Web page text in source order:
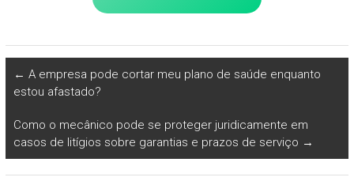
← A empresa pode cortar meu plano de saúde enquanto
estou afastado?
Como o mecânico pode se proteger juridicamente em
casos de litígios sobre garantias e prazos de serviço →